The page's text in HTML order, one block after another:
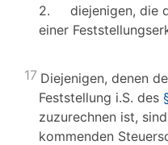
2. diejenigen, die
einer
17 Diejenigen, denen
Feststellung i.S. des
zuzurechnen ist,
kommenden